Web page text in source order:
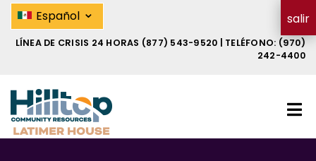
Contáctanos | Hilltop Latimer
Skip
main
Español ⌄
LÍNEA DE CRISIS 24 HORAS (877) 543-9520 | TELÉFONO: (970)
242-4400
salir